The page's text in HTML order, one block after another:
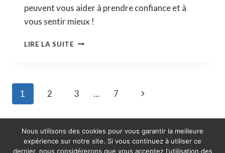
peuvent vous aider à prendre confiance et à
vous sentir mieux !
LIRE LA SUITE LINGERIE
CHOISIR
Navigation
de
page
1 2 3 … 7
Page
Nous utilisons des cookies pour vous garantir la meilleure
expérience sur notre site. Si vous continuez à utiliser ce
dernier, nous considérerons que vous acceptez l'utilisation des